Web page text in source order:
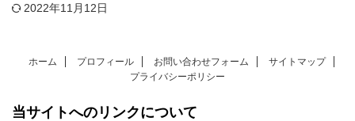
2022年11月12日
ホーム プロフィール お問い合わせフォーム
サイトマップ
プライバシーポリシー
当サイトへのリンクについて